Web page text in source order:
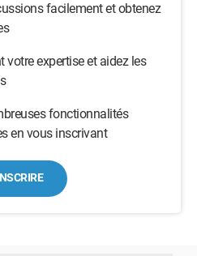
facilement et obtenez
votre expertise et aidez les
fonctionnalités
en vous inscrivant